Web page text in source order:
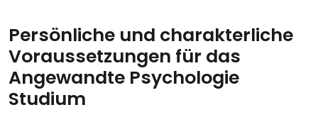
Persönliche und charakterliche
Voraussetzungen für das
Angewandte Psychologie
Studium